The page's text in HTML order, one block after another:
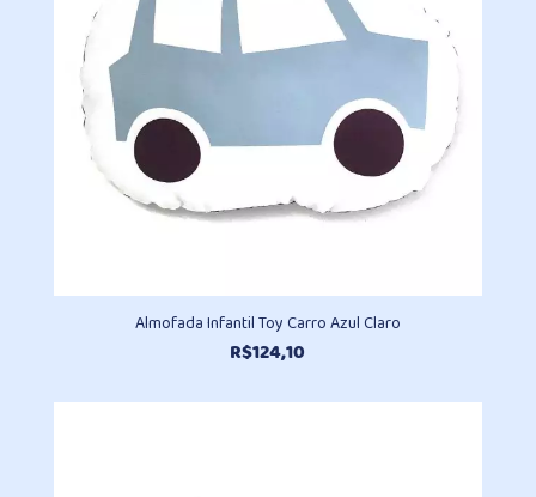
Almofada Infantil Toy Carro Azul Claro
R$124,10